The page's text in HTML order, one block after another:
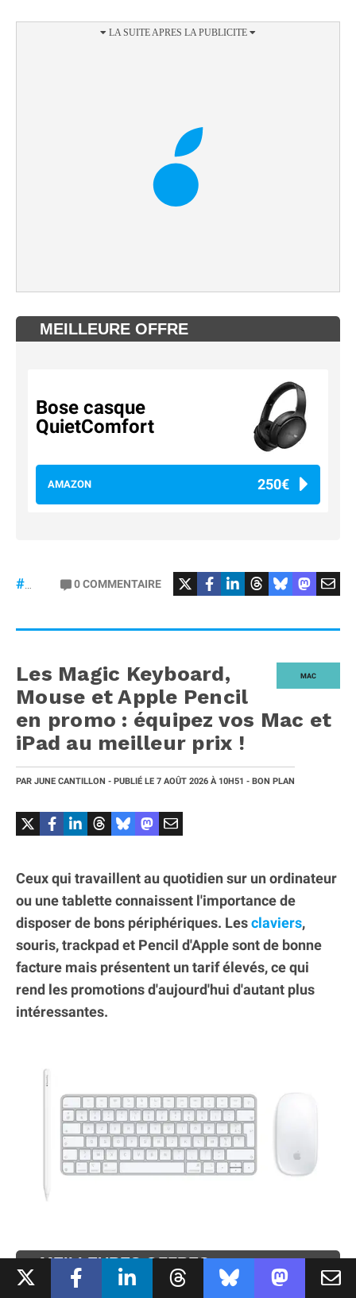
MEILLEURE OFFRE
Bose casque
QuietComfort
AMAZON 250€
#Bose #Casque#QuietComfort
0COMMENTAIRE
MAC
Les Magic Keyboard,
Mouse et Apple Pencil
en promo : équipez vos Mac et
iPad au meilleur prix !
PAR JUNE CANTILLON - PUBLIÉ LE 7 AOÛT 2026 À 10H51 - BON PLAN
Ceux qui travaillent au quotidien sur un ordinateur
ou une tablette connaissent l'importance de
disposer de bons périphériques. Lesclaviers,
souris, trackpad et Pencil d'Apple sont de bonne
facture mais présentent un tarif élevés, ce qui
rend les promotions d'aujourd'hui d'autant plus
intéressantes.
MEILLEURES OFFRES